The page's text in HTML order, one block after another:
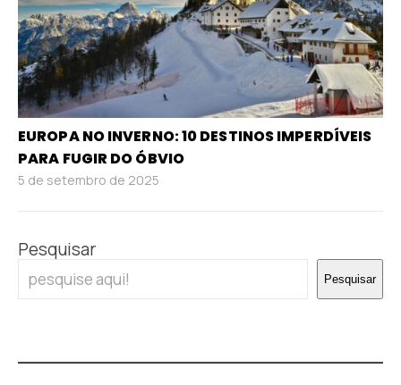
EUROPA NO INVERNO: 10 DESTINOS IMPERDÍVEIS
PARA FUGIR DO ÓBVIO
5 de setembro de 2025
Pesquisar
Pesquisar